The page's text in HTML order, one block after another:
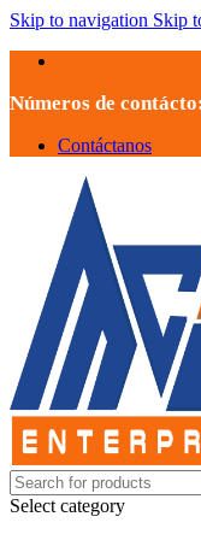
Skip to navigation Skip
Números de
Contáctanos
Select category